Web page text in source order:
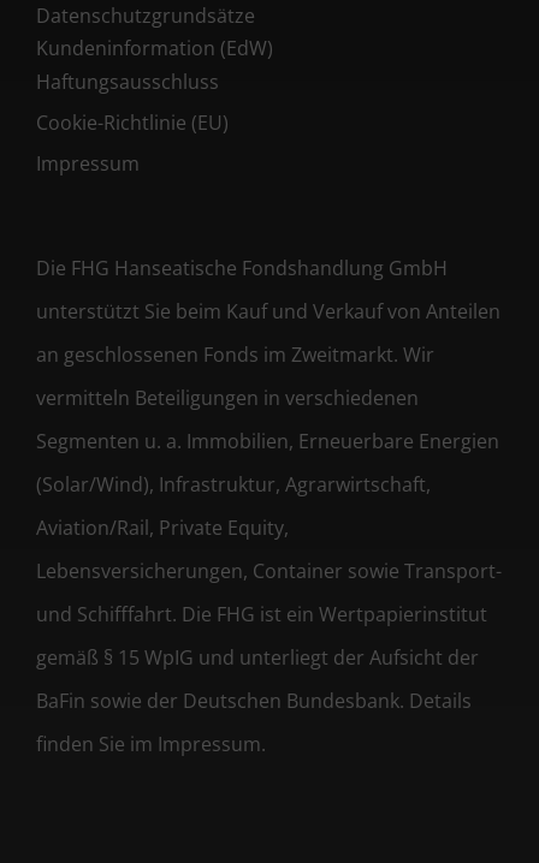
Datenschutzgrundsätze
Kundeninformation (EdW)
Haftungsausschluss
Cookie-Richtlinie (EU)
Impressum
Die FHG Hanseatische Fondshandlung GmbH
unterstützt Sie beim Kauf und Verkauf von Anteilen
an geschlossenen Fonds im Zweitmarkt. Wir
vermitteln Beteiligungen in verschiedenen
Segmenten u. a. Immobilien, Erneuerbare Energien
(Solar/Wind), Infrastruktur, Agrarwirtschaft,
Aviation/Rail, Private Equity,
Lebensversicherungen, Container sowie Transport-
und Schifffahrt. Die FHG ist ein Wertpapierinstitut
gemäß § 15 WpIG und unterliegt der Aufsicht der
BaFin sowie der Deutschen Bundesbank. Details
finden Sie im Impressum.